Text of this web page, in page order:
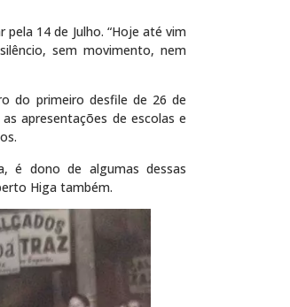
14 de Julho. “Hoje até vim
sem movimento, nem
do primeiro desfile de 26 de
apresentações de escolas e
é dono de algumas dessas
Higa também.